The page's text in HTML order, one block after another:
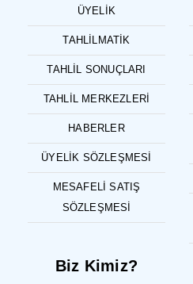
ÜYELIK
TAHLILMATIK
TAHLIL SONUÇLARI
TAHLIL MERKEZLERI
HABERLER
ÜYELIK SÖZLEŞMESI
MESAFELI SATIŞ
SÖZLEŞMESI
Biz Kimiz?